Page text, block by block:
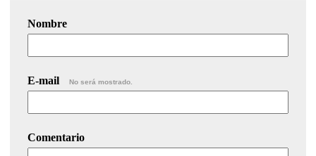
Nombre
E-mail No será mostrado.
Comentario